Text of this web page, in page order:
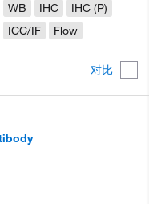
对比
WB
IHC
IHC (P)
ICC/IF
Flow